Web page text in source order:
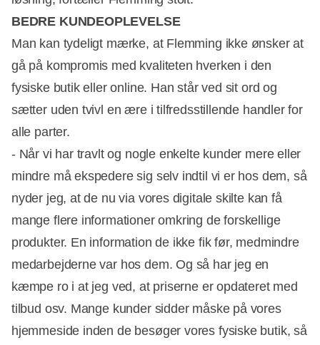
BEDRE KUNDEOPLEVELSE
Man kan tydeligt mærke, at Flemming ikke ønsker at
gå på kompromis med kvaliteten hverken i den
fysiske butik eller online. Han står ved sit ord og
sætter uden tvivl en ære i tilfredsstillende handler for
alle parter.
- Når vi har travlt og nogle enkelte kunder mere eller
mindre må ekspedere sig selv indtil vi er hos dem, så
nyder jeg, at de nu via vores digitale skilte kan få
mange flere informationer omkring de forskellige
produkter. En information de ikke fik før, medmindre
medarbejderne var hos dem. Og så har jeg en
kæmpe ro i at jeg ved, at priserne er opdateret med
tilbud osv. Mange kunder sidder måske på vores
hjemmeside inden de besøger vores fysiske butik, så